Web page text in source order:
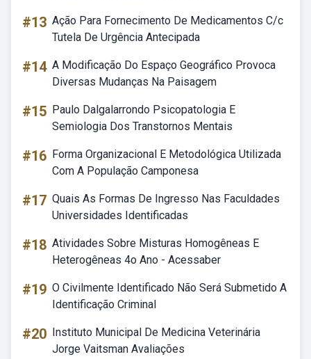
#13 Ação Para Fornecimento De Medicamentos C/c
Tutela De Urgência Antecipada
#14 A Modificação Do Espaço Geográfico Provoca
Diversas Mudanças Na Paisagem
#15 Paulo Dalgalarrondo Psicopatologia E
Semiologia Dos Transtornos Mentais
#16 Forma Organizacional E Metodológica Utilizada
Com A População Camponesa
#17 Quais As Formas De Ingresso Nas Faculdades
Universidades Identificadas
#18 Atividades Sobre Misturas Homogêneas E
Heterogêneas 4o Ano - Acessaber
#19 O Civilmente Identificado Não Será Submetido A
Identificação Criminal
#20 Instituto Municipal De Medicina Veterinária
Jorge Vaitsman Avaliações